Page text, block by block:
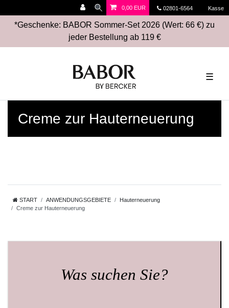
02801-6564 Kasse
0,00 EUR
*Geschenke: BABOR Sommer-Set 2026 (Wert: 66 €) zu
jeder Bestellung ab 119 €
☰
Creme zur Hauterneuerung
START ANWENDUNGSGEBIETE
Hauterneuerung
Creme zur Hauterneuerung
Was suchen Sie?